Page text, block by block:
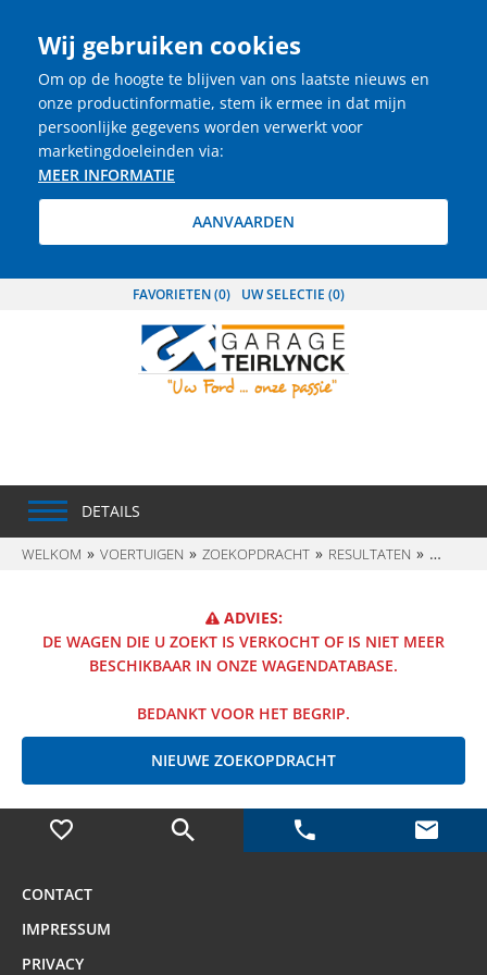
Wij gebruiken cookies
Om op de hoogte te blijven van ons laatste nieuws en
onze productinformatie, stem ik ermee in dat mijn
persoonlijke gegevens worden verwerkt voor
marketingdoeleinden via:
MEER INFORMATIE
AANVAARDEN
FAVORIETEN (0) UW SELECTIE (0)
DETAILS
WELKOM VOERTUIGEN ZOEKOPDRACHT RESULTATEN
ADVIES:
DE WAGEN DIE U ZOEKT IS VERKOCHT OF IS NIET MEER
BESCHIKBAAR IN ONZE WAGENDATABASE.
BEDANKT VOOR HET BEGRIP.
NIEUWE ZOEKOPDRACHT
CONTACT
IMPRESSUM
PRIVACY